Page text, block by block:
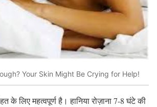
Your Skin Might Be Crying for Help!
के लिए महत्वपूर्ण है। हानिया रोज़ाना7-8घंटे की